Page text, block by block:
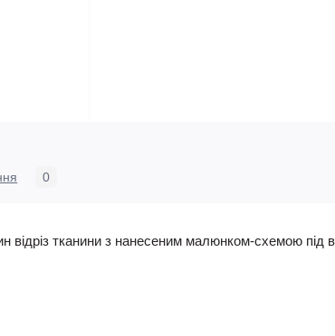
0
відріз тканини з нанесеним малюнком-схемою під